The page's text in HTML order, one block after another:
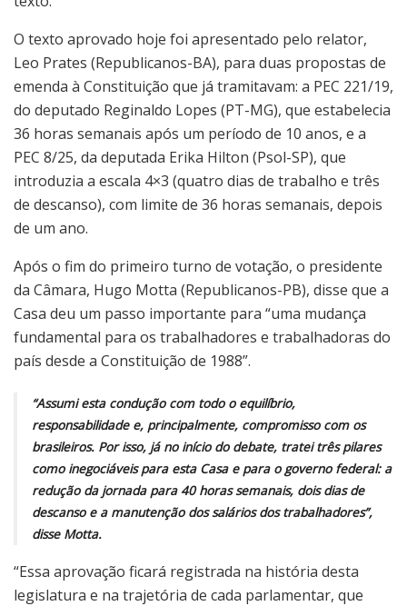
O texto aprovado hoje foi apresentado pelo relator,
Leo Prates (Republicanos-BA), para duas propostas de
emenda à Constituição que já tramitavam: a PEC 221/19,
do deputado Reginaldo Lopes (PT-MG), que estabelecia
36 horas semanais após um período de 10 anos, e a
PEC 8/25, da deputada Erika Hilton (Psol-SP), que
introduzia a escala 4×3 (quatro dias de trabalho e três
de descanso), com limite de 36 horas semanais, depois
de um ano.
Após o fim do primeiro turno de votação, o presidente
da Câmara, Hugo Motta (Republicanos-PB), disse que a
Casa deu um passo importante para “uma mudança
fundamental para os trabalhadores e trabalhadoras do
país desde a Constituição de 1988”.
“Assumi esta condução com todo o equilíbrio,
responsabilidade e, principalmente, compromisso com os
brasileiros. Por isso, já no início do debate, tratei três pilares
como inegociáveis para esta Casa e para o governo federal: a
redução da jornada para 40 horas semanais, dois dias de
descanso e a manutenção dos salários dos trabalhadores”,
disse Motta.
“Essa aprovação ficará registrada na história desta
legislatura e na trajetória de cada parlamentar, que